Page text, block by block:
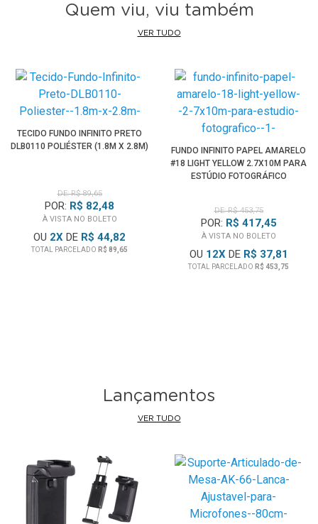
calibração de tela, iluminação ou do material de pigmento
Obs.:Devido as dimensões, este equipamento é entregue
apenas via Transportadora. Entre em contato através do
nosso WhatsApp, Telefone ou E-mail para mais
informações.
Quem viu, viu também
VER TUDO
TECIDO FUNDO INFINITO PRETO
DLB0110 POLIÉSTER (1.8M X 2.8M)
DE: R$ 89,65
POR: R$ 82,48
À VISTA NO BOLETO
OU 2X DE R$ 44,82
TOTAL PARCELADO R$ 89,65
FUNDO INFINITO PAPEL AMARELO
#18 LIGHT YELLOW 2.7X10M PARA
ESTÚDIO FOTOGRÁFICO
DE: R$ 453,75
POR: R$ 417,45
À VISTA NO BOLETO
OU 12XDE R$ 37,81
TOTAL PARCELADO R$ 453,75
Lançamentos
VER TUDO